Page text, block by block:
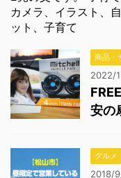
カメラ、イラスト、
ット、子育て
商品・
2022/
安の
グルメ
2018/